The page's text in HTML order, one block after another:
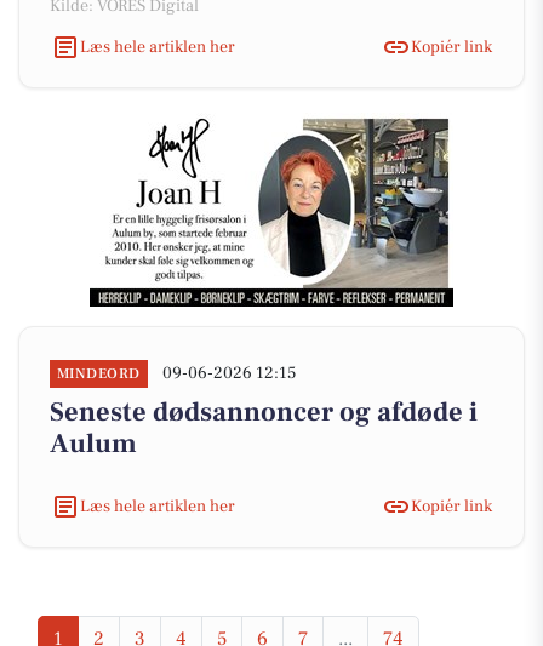
Kilde: VORES Digital
Læs hele artiklen her
Kopiér link
MINDEORD 09-06-2026 12:15
Seneste dødsannoncer og afdøde i
Aulum
Læs hele artiklen her Kopiér link
1 2 3 4 5 6 7 ... 74